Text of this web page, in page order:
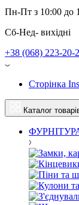
Пн-Пт з 10:00 до
Сб-Нед- вихідні
+38 (068) 223-20-
Сторінка
Каталог